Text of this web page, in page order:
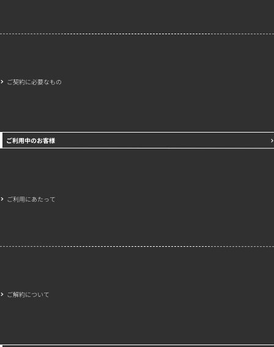
ご契約に必要なもの
ご利用中のお客様
ご利用にあたって
ご解約について